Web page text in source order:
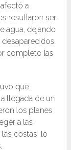
a
resultaron ser
agua, dejando
completo las
que
llegada de un
los planes
a las
costas, lo